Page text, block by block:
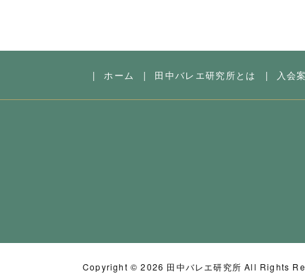
| ホーム | 田中バレエ研究所とは | 入会
Copyright ©2026 田中バレエ研究所 All Rights